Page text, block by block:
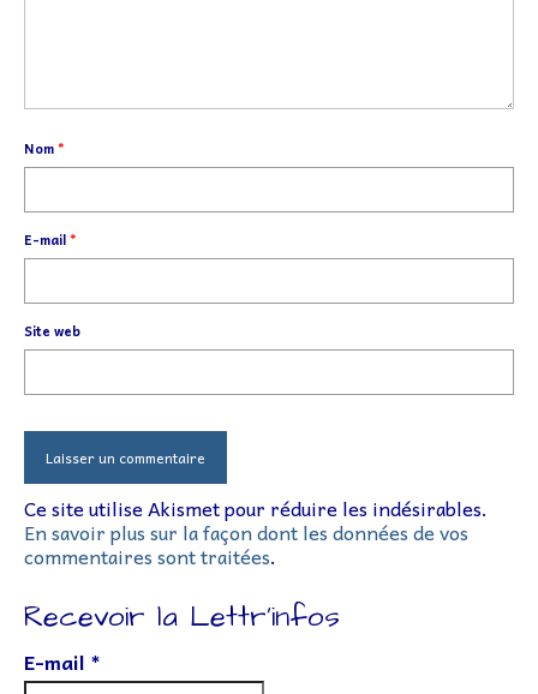
Nom*
E-mail*
Site web
Ce site utilise Akismet pour réduire les indésirables.
En savoir plus sur la façon dont les données de vos
commentaires sont traitées.
Recevoir la Lettr’infos
E-mail *